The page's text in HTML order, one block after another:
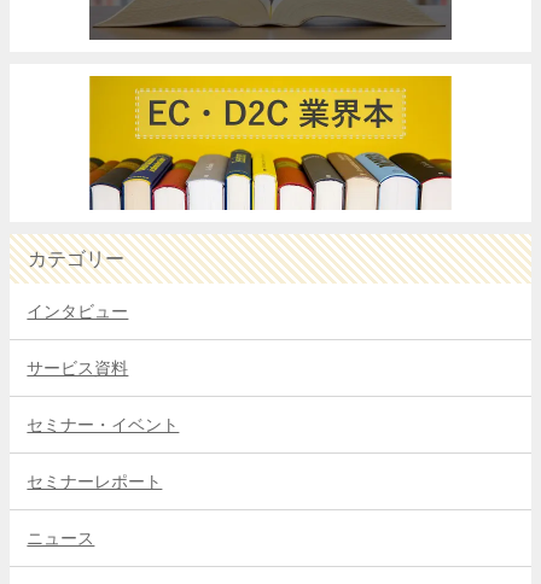
カテゴリー
インタビュー
サービス資料
セミナー・イベント
セミナーレポート
ニュース